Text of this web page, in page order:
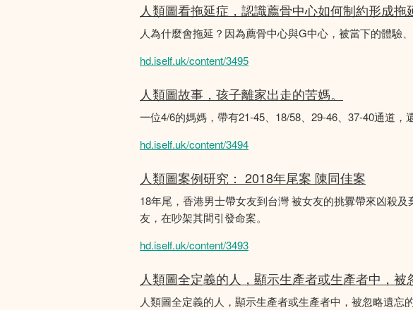
人類圖看拖延症，認識薦骨中心如何制約形成拖
人為什麼會拖延？因為薦骨中心與G中心，被當下的體驗
hd.iself.uk/content/3495
人類圖故事，孩子離家出走的苦媽。
一位4/6的媽媽，帶有21-45、18/58、29-46、37-40通道
hd.iself.uk/content/3494
人類圖案例研究： 2018年尾案 陳同佳案
18年尾，香港男士帶女友到台灣 被女友的挑釁帶來凶殺
友，在吵架其間引發命案。
hd.iself.uk/content/3493
人類圖全定義的人，顯示生產者或生產者中，被
人類圖全定義的人，顯示生產者或生產者中，被忽略遺忘